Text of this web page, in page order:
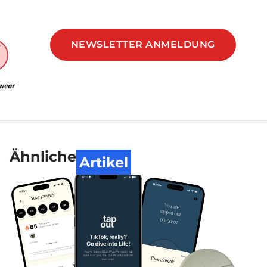
NEWSLETTER ANMELDUNG
ÄhnlicheArtikel